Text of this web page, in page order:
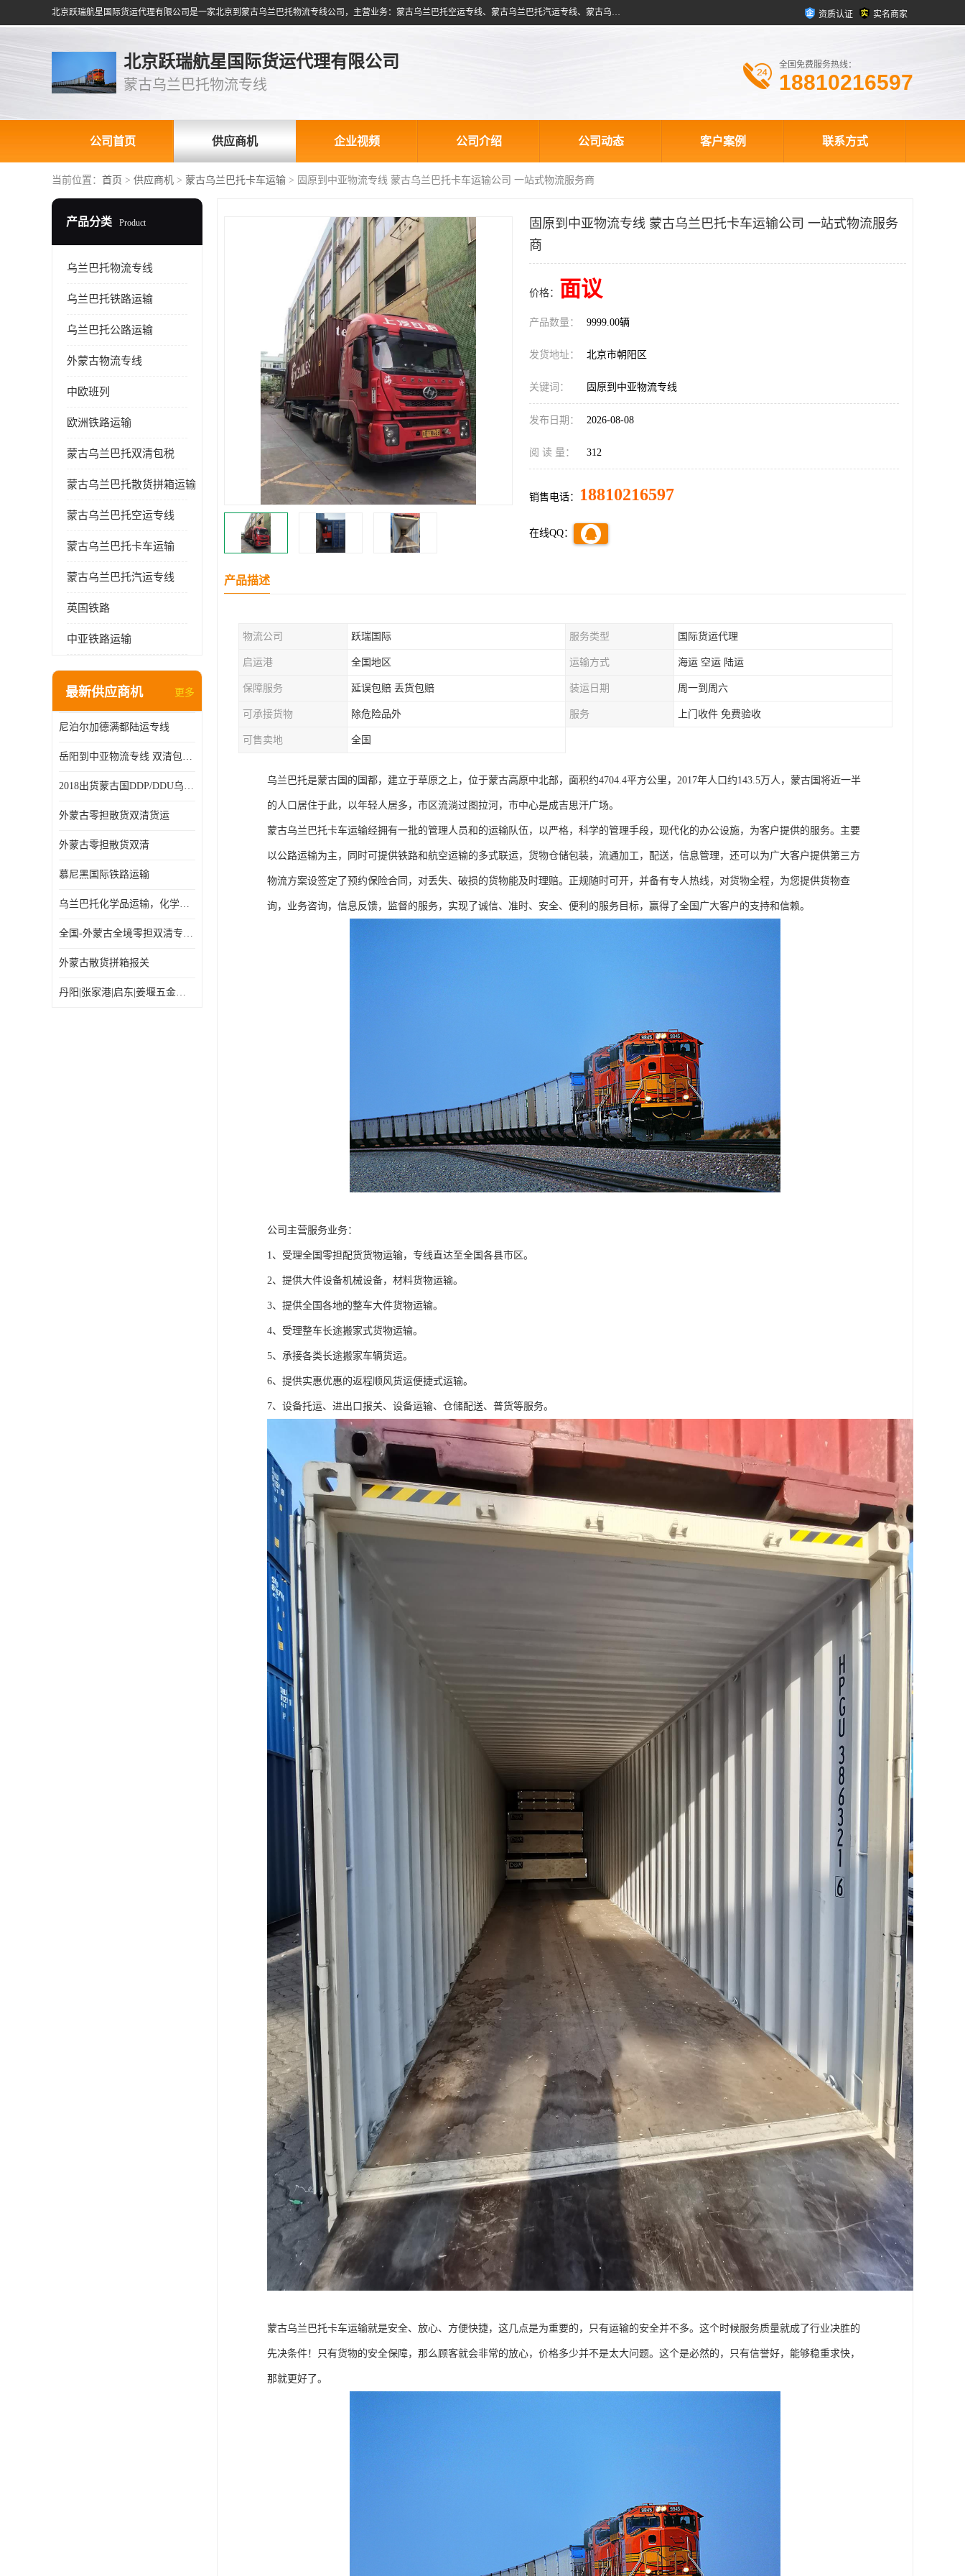
北京跃瑞航星国际货运代理有限公司是一家北京到蒙古乌兰巴托物流专线公司，主营业务：蒙古乌兰巴托空运专线、蒙古乌兰巴托汽运专线、蒙古乌兰巴托散货拼箱、蒙古乌兰巴托双清包税、蒙古乌兰巴托铁路运输等运输服务。以北京为中心服务于全国各地，运输能力及代理网络覆盖蒙古、俄罗斯、中亚五国各主要城市及站点。 资质认证 实名商家
北京跃瑞航星国际货运代理有限公司
蒙古乌兰巴托物流专线
全国免费服务热线：
18810216597
公司首页 供应商机 企业视频 公司介绍 公司动态 客户案例 联系方式
当前位置： 首页 > 供应商机 > 蒙古乌兰巴托卡车运输 > 固原到中亚物流专线 蒙古乌兰巴托卡车运输公司 一站式物流服务商
产品分类 Product
乌兰巴托物流专线
乌兰巴托铁路运输
乌兰巴托公路运输
外蒙古物流专线
中欧班列
欧洲铁路运输
蒙古乌兰巴托双清包税
蒙古乌兰巴托散货拼箱运输
蒙古乌兰巴托空运专线
蒙古乌兰巴托卡车运输
蒙古乌兰巴托汽运专线
英国铁路
中亚铁路运输
最新供应商机 更多
尼泊尔加德满都陆运专线
岳阳到中亚物流专线 双清包税 一站服务
2018出货蒙古国DDP/DDU乌兰巴托双清国际物流专线
外蒙古零担散货双清货运
外蒙古零担散货双清
慕尼黑国际铁路运输
乌兰巴托化学品运输，化学品怎么运到乌兰巴托
全国-外蒙古全境零担双清专线/外蒙古DDP双清
外蒙古散货拼箱报关
丹阳|张家港|启东|姜堰五金机电工具出口乌兰巴托怎么运输较划算
固原到中亚物流专线 蒙古乌兰巴托卡车运输公司 一站式物流服务
商
价格： 面议
产品数量： 9999.00辆
发货地址： 北京市朝阳区
关键词： 固原到中亚物流专线
发布日期： 2026-08-08
阅 读 量： 312
销售电话： 18810216597
在线QQ：
产品描述
物流公司 跃瑞国际 服务类型 国际货运代理
启运港 全国地区 运输方式 海运 空运 陆运
保障服务 延误包赔 丢货包赔 装运日期 周一到周六
可承接货物 除危险品外 服务 上门收件 免费验收
可售卖地 全国
乌兰巴托是蒙古国的国都，建立于草原之上，位于蒙古高原中北部，面积约4704.4平方公里，2017年人口约143.5万人，蒙古国将近一半
的人口居住于此，以年轻人居多，市区流淌过图拉河，市中心是成吉思汗广场。
蒙古乌兰巴托卡车运输经拥有一批的管理人员和的运输队伍，以严格，科学的管理手段，现代化的办公设施，为客户提供的服务。主要
以公路运输为主，同时可提供铁路和航空运输的多式联运，货物仓储包装，流通加工，配送，信息管理，还可以为广大客户提供第三方
物流方案设签定了预约保险合同，对丢失、破损的货物能及时理赔。正规随时可开，并备有专人热线，对货物全程，为您提供货物查
询，业务咨询，信息反馈，监督的服务，实现了诚信、准时、安全、便利的服务目标，赢得了全国广大客户的支持和信赖。
公司主营服务业务：
1、受理全国零担配货货物运输，专线直达至全国各县市区。
2、提供大件设备机械设备，材料货物运输。
3、提供全国各地的整车大件货物运输。
4、受理整车长途搬家式货物运输。
5、承接各类长途搬家车辆货运。
6、提供实惠优惠的返程顺风货运便捷式运输。
7、设备托运、进出口报关、设备运输、仓储配送、普货等服务。
蒙古乌兰巴托卡车运输就是安全、放心、方便快捷，这几点是为重要的，只有运输的安全并不多。这个时候服务质量就成了行业决胜的
先决条件！只有货物的安全保障，那么顾客就会非常的放心，价格多少并不是太大问题。这个是必然的，只有信誉好，能够稳重求快，
那就更好了。